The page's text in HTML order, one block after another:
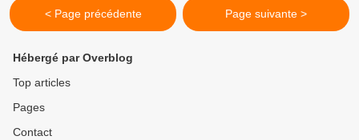
< Page précédente Page suivante >
Hébergé par Overblog
Top articles
Pages
Contact